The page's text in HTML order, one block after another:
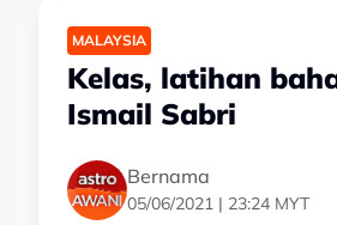
MALAYSIA
Kelas, latihan
Ismail Sabri
Bernama
05/06/2021 | 23:24 MYT